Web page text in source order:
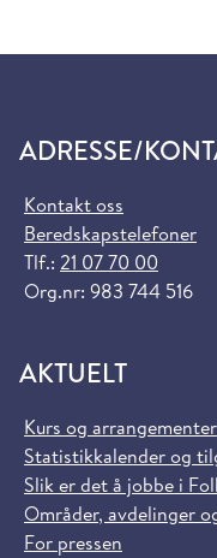
ADRESSE/
Kontakt oss
Beredskapstelefoner
Tlf.: 21 07 70 00
Org.nr: 983 744 516
AKTUELT
Kurs og arrangementer
Statistikkalender og
Slik er det å jobbe i
Områder, avdelinger
For pressen